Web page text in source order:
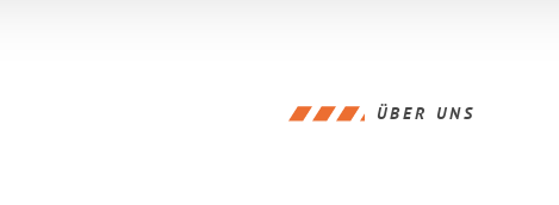
ÜBER UNS